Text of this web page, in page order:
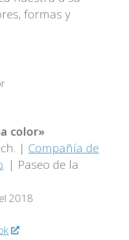
formas y
color»
| Compañía de
. | Paseo de la
2018